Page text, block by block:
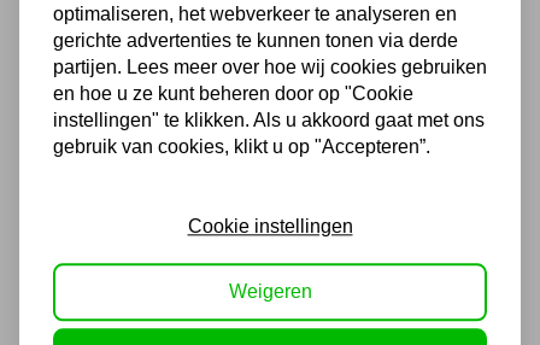
Ook handig
Waterslang megaflex 50mtr
x Ø25mm
Waterslang Tricoflex 50mtr
x Ø12.5mm
optimaliseren, het webverkeer te analyseren en
gerichte advertenties te kunnen tonen via derde
partijen. Lees meer over hoe wij cookies gebruiken
en hoe u ze kunt beheren door op "Cookie
instellingen" te klikken. Als u akkoord gaat met ons
gebruik van cookies, klikt u op "Accepteren”.
Cookie instellingen
Weigeren